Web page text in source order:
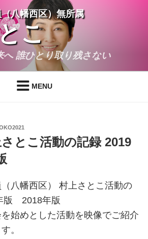
八幡西区）無所属
こ
へ 誰ひとり取り残さない
MENU
さとこ活動の記録 2019
八幡西区） 村上さとこ活動の
版 2018年版
始めとした活動を映像でご紹介
。